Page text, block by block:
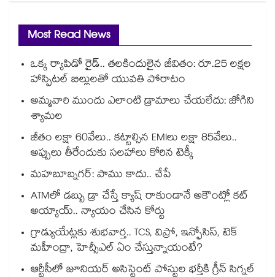
Most Read News
ఒక్క ర్యాపిడో రైడ్.. తలకిందులైన జీవితం: రూ.25 లక్షల
హాస్పిటల్ బిల్లులతో యువతి పోరాటం
అమ్మవారి ముందు ఎలాంటి డ్రామాలు చేయలేదు: జోగిని
శ్యామల
జీతం లక్షా 60వేలు.. కట్టాల్సిన EMIలు లక్షా 85వేలు..
అప్పులు తీరేందుకు సలహాలు కోరిన టెక్కీ
మహబూబ్నగర్: పాము కాదు.. చేపే
ATMలో డబ్బు డ్రా చేస్తే క్యాష్ రాకుండానే అకౌంట్లో కట్
అయ్యాయ్.. న్యాయం చేసిన కోర్టు
గ్రాడ్యుయేట్లకు శుభవార్త.. TCS, విప్రో, ఇన్ఫోసిస్, టెక్
మహీంద్రా, హెచ్సీఎల్ ఏం చేస్తున్నాయంటే?
ఆర్టీసీలో జూనియర్ అసిస్టెంట్‌‌ పోస్టుల భర్తీకి గ్రీన్‌‌ సిగ్నల్